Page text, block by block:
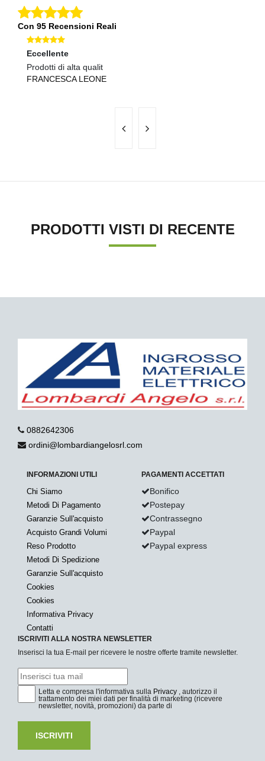
Con 95 Recensioni Reali
Eccellente
Prodotti di alta qualit
FRANCESCA LEONE
PRODOTTI VISTI DI RECENTE
0882642306
ordini@lombardiangelosrl.com
INFORMAZIONI UTILI
Chi Siamo
Metodi Di Pagamento
Garanzie Sull'acquisto
Acquisto Grandi Volumi
Reso Prodotto
Metodi Di Spedizione
Garanzie Sull'acquisto
Cookies
Cookies
Informativa Privacy
Contatti
PAGAMENTI ACCETTATI
Bonifico
Postepay
Contrassegno
Paypal
Paypal express
ISCRIVITI ALLA NOSTRA NEWSLETTER
Inserisci la tua E-mail per ricevere le nostre offerte tramite newsletter.
Letta e compresa l'informativa sulla Privacy , autorizzo il
trattamento dei miei dati per finalità di marketing (ricevere
newsletter, novità, promozioni) da parte di
ISCRIVITI